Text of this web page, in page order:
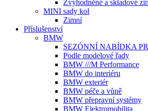
Zvýhodněné a skladové
MINI sady kol
Zimní
Příslušenství
BMW
SEZÓNNÍ NABÍDKA
Podle modelové řady
BMW ///M Performance
BMW do interiéru
BMW exteriér
BMW péče a vůně
BMW přepravní systémy
BMW Elektromobilita